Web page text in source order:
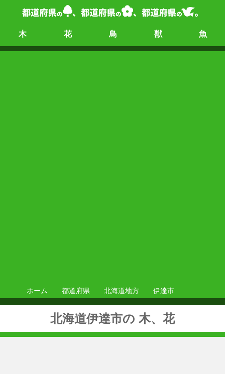
木 花 鳥 獣 魚
ホーム 都道府県 北海道地方 伊達市
北海道伊達市の 木、花